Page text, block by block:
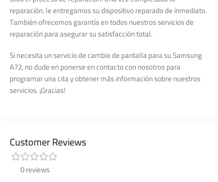
reparación, le entregamos su dispositivo reparado de inmediato.
También ofrecemos garantía en todos nuestros servicios de
reparación para asegurar su satisfacción total.
Si necesita un servicio de cambio de pantalla para su Samsung
A72, no dude en ponerse en contacto con nosotros para
programar una cita y obtener más información sobre nuestros
servicios. ¡Gracias!
Customer Reviews
0 reviews